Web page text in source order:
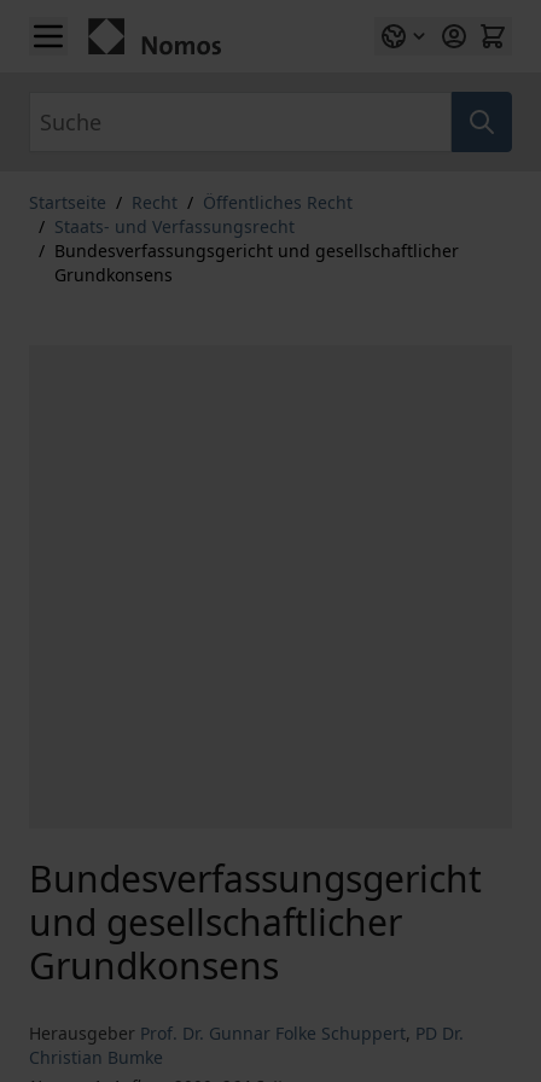
Zum Inhalt springen
Startseite / Recht / Öffentliches Recht
/ Staats- und Verfassungsrecht
/ Bundesverfassungsgericht und gesellschaftlicher
Grundkonsens
Bundesverfassungsgericht
und gesellschaftlicher
Grundkonsens
Herausgeber Prof. Dr. Gunnar Folke Schuppert, PD Dr.
Christian Bumke